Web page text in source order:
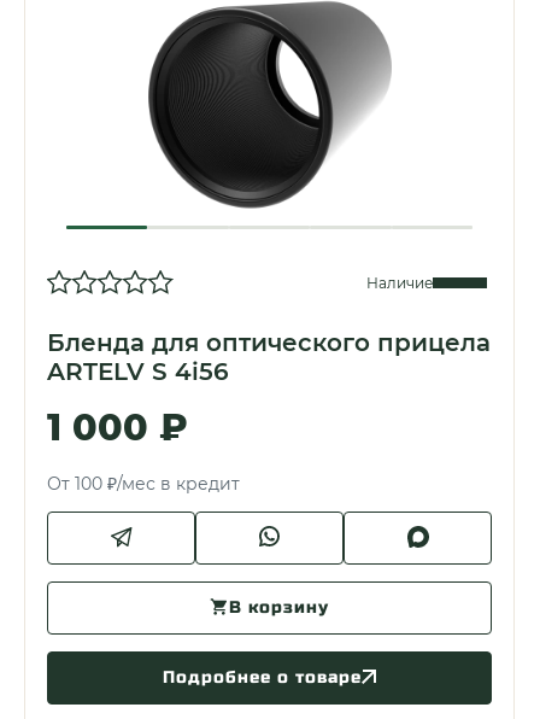
Наличие
Бленда для оптического прицела
ARTELV S 4i56
1 000 ₽
От 100 ₽/мес в кредит
В корзину
Подробнее о товаре